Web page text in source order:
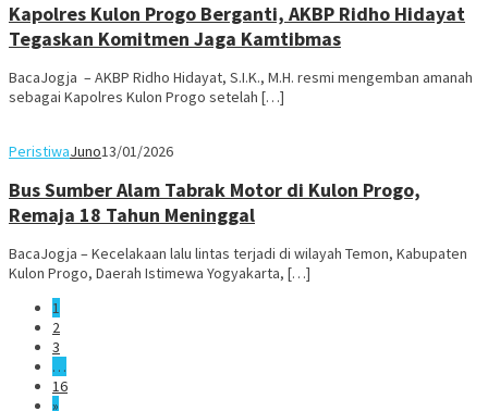
Kapolres Kulon Progo Berganti, AKBP Ridho Hidayat
Tegaskan Komitmen Jaga Kamtibmas
BacaJogja – AKBP Ridho Hidayat, S.I.K., M.H. resmi mengemban amanah
sebagai Kapolres Kulon Progo setelah […]
PeristiwaJuno13/01/2026
Bus Sumber Alam Tabrak Motor di Kulon Progo,
Remaja 18 Tahun Meninggal
BacaJogja – Kecelakaan lalu lintas terjadi di wilayah Temon, Kabupaten
Kulon Progo, Daerah Istimewa Yogyakarta, […]
1
2
3
…
16
»